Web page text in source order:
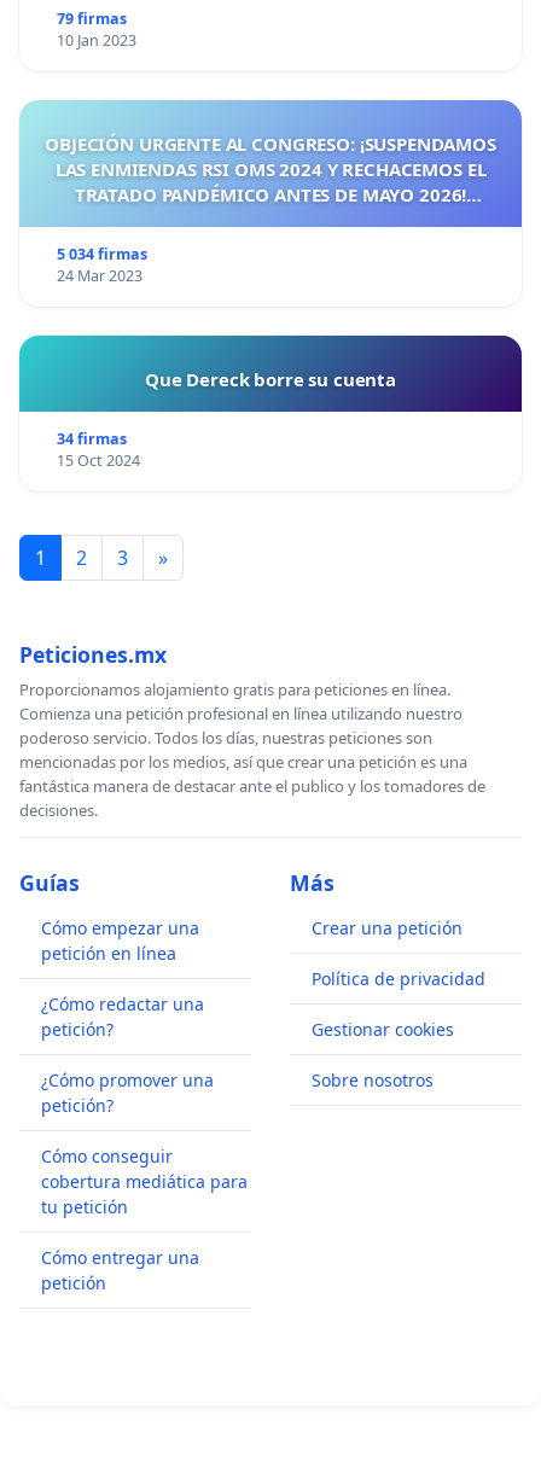
79 firmas
10 Jan 2023
OBJECIÓN URGENTE AL CONGRESO: ¡SUSPENDAMOS
LAS ENMIENDAS RSI OMS 2024 Y RECHACEMOS EL
TRATADO PANDÉMICO ANTES DE MAYO 2026!
5 034 firmas
24 Mar 2023
Que Dereck borre su cuenta
34 firmas
15 Oct 2024
1 2 3 »
Peticiones.mx
Proporcionamos alojamiento gratis para peticiones en línea.
Comienza una petición profesional en línea utilizando nuestro
poderoso servicio. Todos los días, nuestras peticiones son
mencionadas por los medios, así que crear una petición es una
fantástica manera de destacar ante el publico y los tomadores de
decisiones.
Guías
Cómo empezar una
petición en línea
¿Cómo redactar una
petición?
¿Cómo promover una
petición?
Cómo conseguir
cobertura mediática para
tu petición
Cómo entregar una
petición
Más
Crear una petición
Política de privacidad
Gestionar cookies
Sobre nosotros